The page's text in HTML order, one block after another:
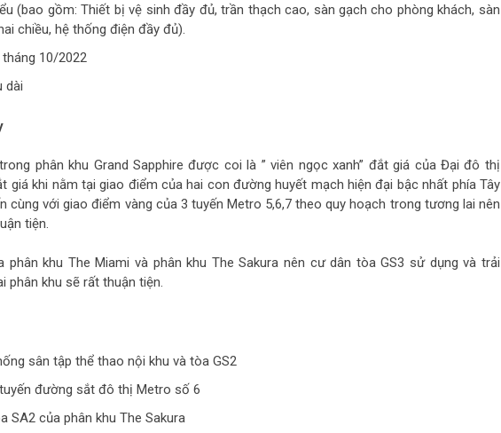
(bao gồm: Thiết bị vệ sinh đầy đủ, trần thạch cao, sàn gạch cho phòng khách, sàn
chiều, hệ thống điện đầy đủ).
10/2022
dài
phân khu Grand Sapphire được coi là ” viên ngọc xanh” đắt giá của Đại đô thị
giá khi nằm tại giao điểm của hai con đường huyết mạch hiện đại bậc nhất phía Tây
cùng với giao điểm vàng của 3 tuyến Metro 5,6,7 theo quy hoạch trong tương lai nên
tiện.
khu The Miami và phân khu The Sakura nên cư dân tòa GS3 sử dụng và trải
phân khu sẽ rất thuận tiện.
sân tập thể thao nội khu và tòa GS2
đường sắt đô thị Metro số 6
SA2 của phân khu The Sakura